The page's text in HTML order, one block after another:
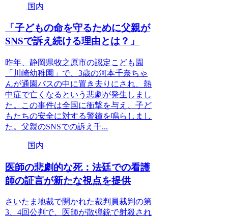
国内
「子どもの命を守るために父親が
SNSで訴え続ける理由とは？」
昨年、静岡県牧之原市の認定こども園
「川崎幼稚園」で、3歳の河本千奈ちゃ
んが通園バスの中に置き去りにされ、熱
中症で亡くなるという悲劇が発生しまし
た。この事件は全国に衝撃を与え、子ど
もたちの安全に対する警鐘を鳴らしまし
た。父親のSNSでの訴え千...
国内
医師の悲劇的な死：法廷での看護
師の証言が新たな視点を提供
さいたま地裁で開かれた裁判員裁判の第
3、4回公判で、医師が散弾銃で射殺され